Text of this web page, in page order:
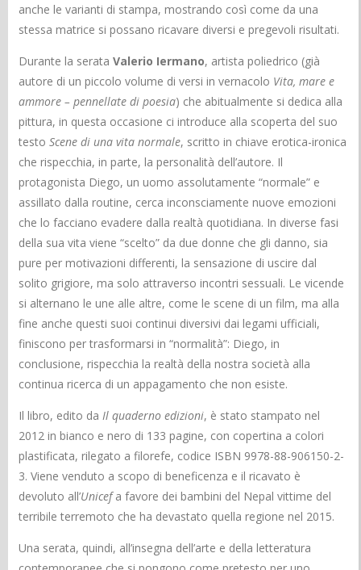
anche le varianti di stampa, mostrando così come da una
stessa matrice si possano ricavare diversi e pregevoli risultati.
Durante la serataValerio Iermano, artista poliedrico (già
autore di un piccolo volume di versi in vernacolo Vita, mare e
ammore – pennellate di poesia) che abitualmente si dedica alla
pittura, in questa occasione ci introduce alla scoperta del suo
testoScene di una vita normale, scritto in chiave erotica-ironica
che rispecchia, in parte, la personalità dell’autore. Il
protagonista Diego, un uomo assolutamente “normale” e
assillato dalla routine, cerca inconsciamente nuove emozioni
che lo facciano evadere dalla realtà quotidiana. In diverse fasi
della sua vita viene “scelto” da due donne che gli danno, sia
pure per motivazioni differenti, la sensazione di uscire dal
solito grigiore, ma solo attraverso incontri sessuali. Le vicende
si alternano le une alle altre, come le scene di un film, ma alla
fine anche questi suoi continui diversivi dai legami ufficiali,
finiscono per trasformarsi in “normalità”: Diego, in
conclusione, rispecchia la realtà della nostra società alla
continua ricerca di un appagamento che non esiste.
Il libro, edito daIl quaderno edizioni, è stato stampato nel
2012 in bianco e nero di 133 pagine, con copertina a colori
plastificata, rilegato a filorefe, codice ISBN 9978-88-906150-2-
3. Viene venduto a scopo di beneficenza e il ricavato è
devoluto all’Unicefa favore dei bambini del Nepal vittime del
terribile terremoto che ha devastato quella regione nel 2015.
Una serata, quindi, all’insegna dell’arte e della letteratura